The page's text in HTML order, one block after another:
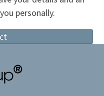
personally.